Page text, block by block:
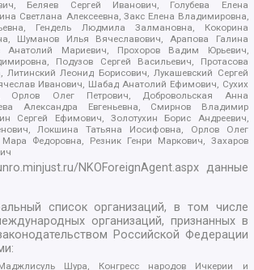
Беляев Сергей Иванович, Голубева Елена
Светлана Алексеевна, Закс Елена Владимировна,
Гендель Людмила Залмановна, Кокорина
Шуманов Илья Вячеславович, Арапова Галина
Анатолий Мариевич, Прохоров Вадим Юрьевич,
Подузов Сергей Васильевич, Протасова
Литинский Леонид Борисович, Лукашевский Сергей
Иванович, Шабад Анатолий Ефимович, Сухих
Орлов Олег Петрович, Добровольская Анна
Александра Евгеньевна, Смирнов Владимир
Сергей Ефимович, Золотухин Борис Андреевич,
Локшина Татьяна Иосифовна, Орлов Олег
Федоровна, Резник Генри Маркович, Захаров
NKOForeignAgent.aspxданные
список организаций, в том числе
организаций, признанных в
Российской Федерации
Шура, Конгресс народов Ичкерии и